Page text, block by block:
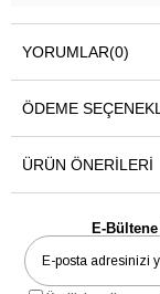
YORUMLAR(0)
ÖDEME
ÜRÜN ÖNERILERI
E-